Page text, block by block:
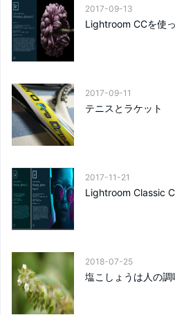
2017-09-13
Lightroom CCを使
2017-09-11
テニスとラケット
2017-11-21
Lightroom Classic
2018-07-25
塩こしょうは人の調